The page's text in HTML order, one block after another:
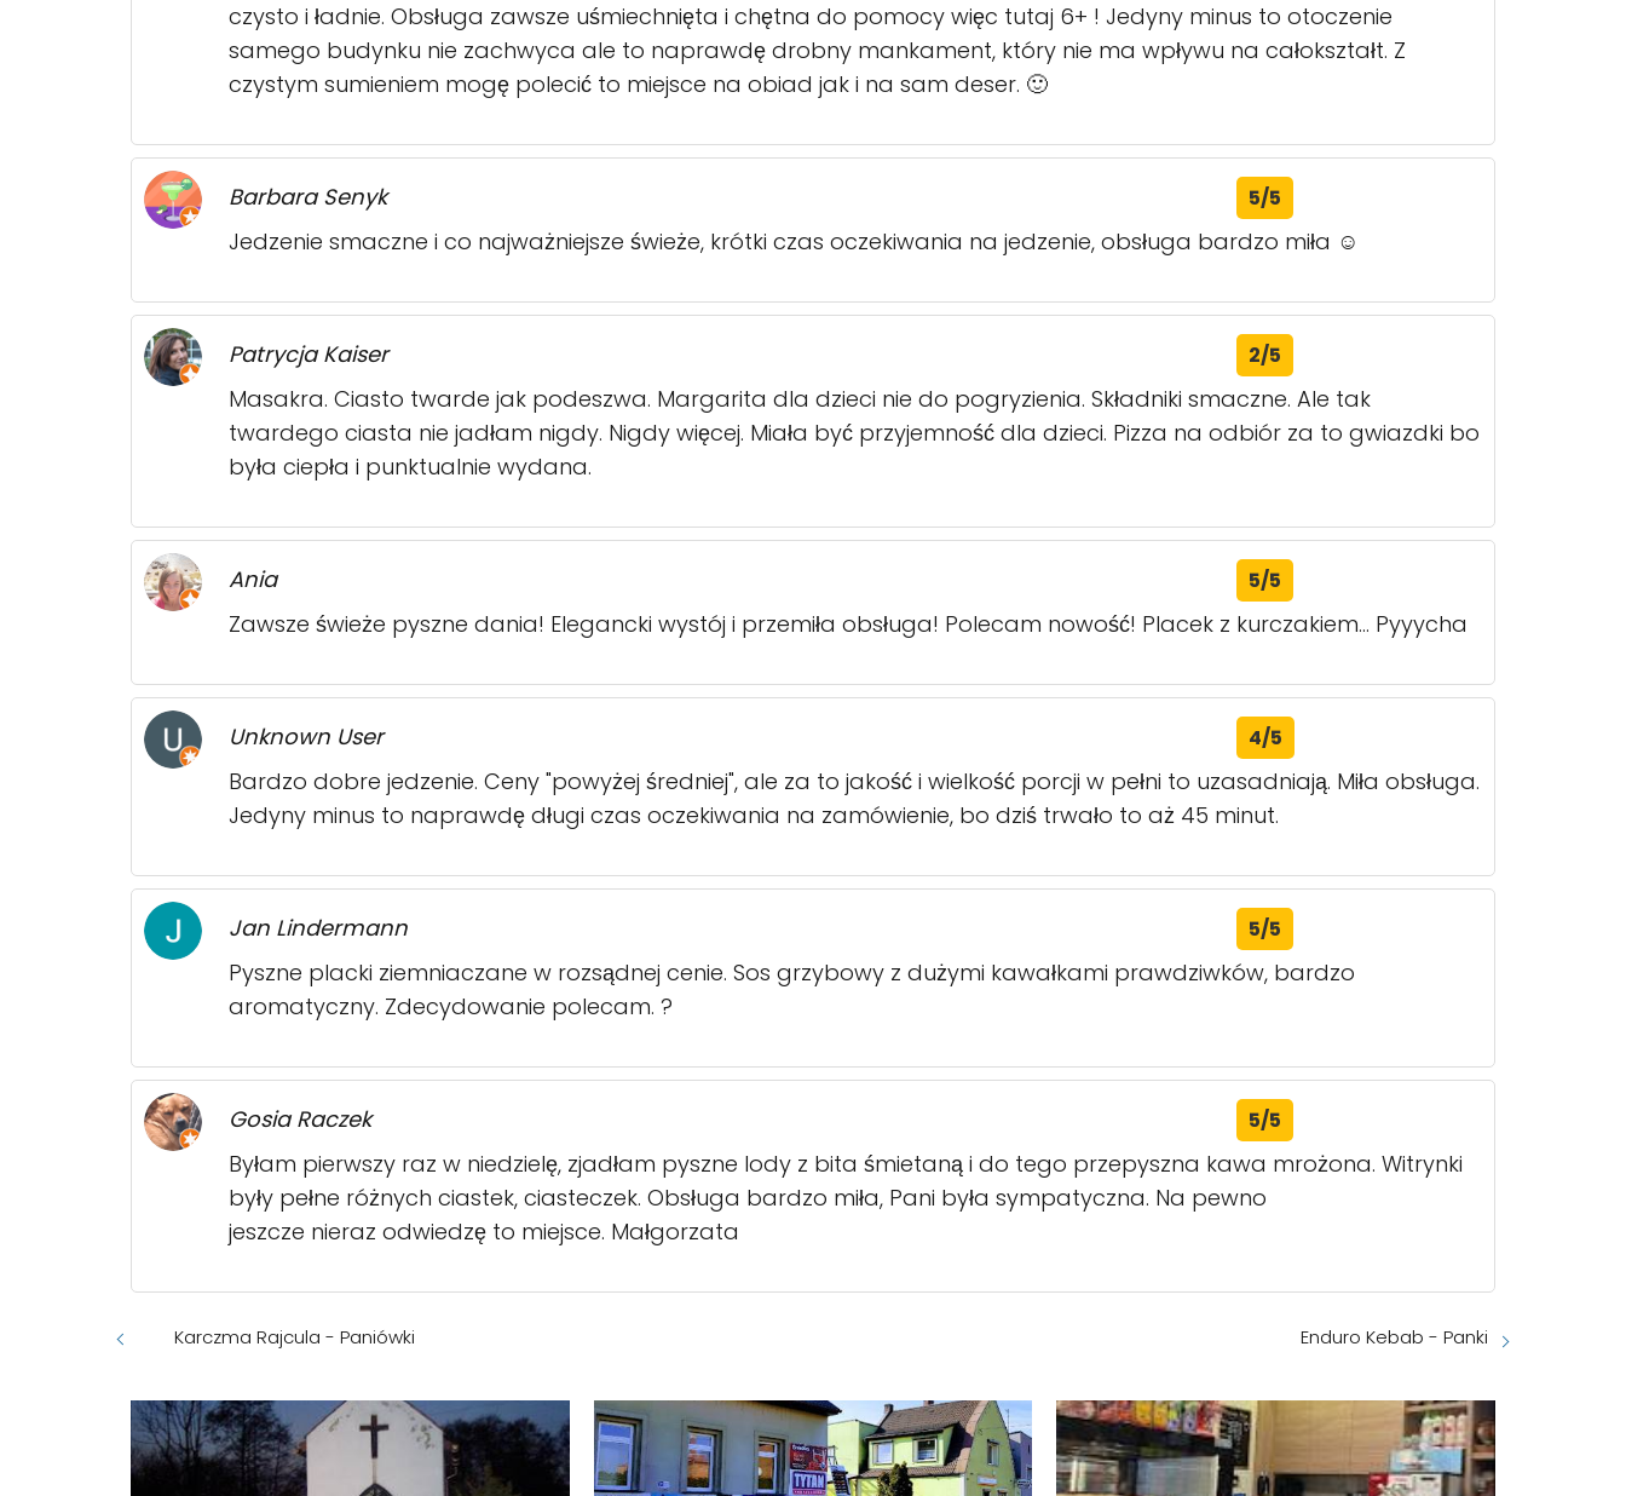
czysto i ładnie. Obsługa zawsze uśmiechnięta i chętna do pomocy więc tutaj 6+ ! Jedyny minus to otoczenie
samego budynku nie zachwyca ale to naprawdę drobny mankament, który nie ma wpływu na całokształt. Z
czystym sumieniem mogę polecić to miejsce na obiad jak i na sam deser. 🙂
Barbara Senyk 5/5
Jedzenie smaczne i co najważniejsze świeże, krótki czas oczekiwania na jedzenie, obsługa bardzo miła ☺️
Patrycja Kaiser 2/5
Masakra. Ciasto twarde jak podeszwa. Margarita dla dzieci nie do pogryzienia. Składniki smaczne. Ale tak
twardego ciasta nie jadłam nigdy. Nigdy więcej. Miała być przyjemność dla dzieci. Pizza na odbiór za to gwiazdki bo
była ciepła i punktualnie wydana.
Ania 5/5
Zawsze świeże pyszne dania! Elegancki wystój i przemiła obsługa! Polecam nowość! Placek z kurczakiem... Pyyycha
Unknown User 4/5
Bardzo dobre jedzenie. Ceny "powyżej średniej", ale za to jakość i wielkość porcji w pełni to uzasadniają. Miła obsługa.
Jedyny minus to naprawdę długi czas oczekiwania na zamówienie, bo dziś trwało to aż 45 minut.
Jan Lindermann 5/5
Pyszne placki ziemniaczane w rozsądnej cenie. Sos grzybowy z dużymi kawałkami prawdziwków, bardzo
aromatyczny. Zdecydowanie polecam. ?
Gosia Raczek 5/5
Byłam pierwszy raz w niedzielę, zjadłam pyszne lody z bita śmietaną i do tego przepyszna kawa mrożona. Witrynki
były pełne różnych ciastek, ciasteczek. Obsługa bardzo miła, Pani była sympatyczna. Na pewno
jeszcze nieraz odwiedzę to miejsce. Małgorzata
Karczma Rajcula - Paniówki Enduro Kebab - Panki